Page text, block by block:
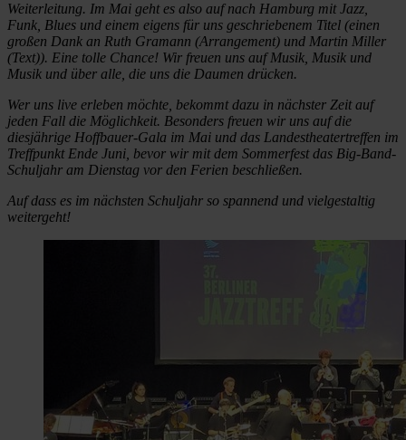
Weiterleitung. Im Mai geht es also auf nach Hamburg mit Jazz,
Funk, Blues und einem eigens für uns geschriebenem Titel (einen
großen Dank an Ruth Gramann (Arrangement) und Martin Miller
(Text)). Eine tolle Chance! Wir freuen uns auf Musik, Musik und
Musik und über alle, die uns die Daumen drücken.
Wer uns live erleben möchte, bekommt dazu in nächster Zeit auf
jeden Fall die Möglichkeit. Besonders freuen wir uns auf die
diesjährige Hoffbauer-Gala im Mai und das Landestheatertreffen im
Treffpunkt Ende Juni, bevor wir mit dem Sommerfest das Big-Band-
Schuljahr am Dienstag vor den Ferien beschließen.
Auf dass es im nächsten Schuljahr so spannend und vielgestaltig
weitergeht!